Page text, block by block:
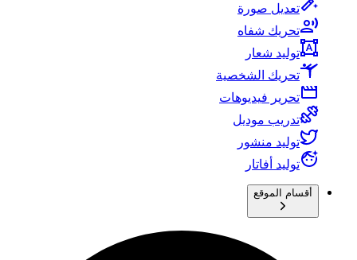
تعديل صورة
تحريك شفاه
توليد شعار
تحريك الشخصية
تحرير فيديوهات
تدريب موديل
توليد منشور
توليد أفاتار
أقسام الموقع